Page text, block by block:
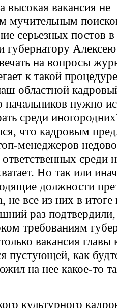
вакансия не
мучительным
серьезных постов в
губернатору
на вопросы
к такой
областной
начальников нужно
среди
что кадровым
менеджеров
среди
Но так или
должности
не все из них в
раз
требованиям
вакансия главы
пустующей, как
на нее какое-то
культурного